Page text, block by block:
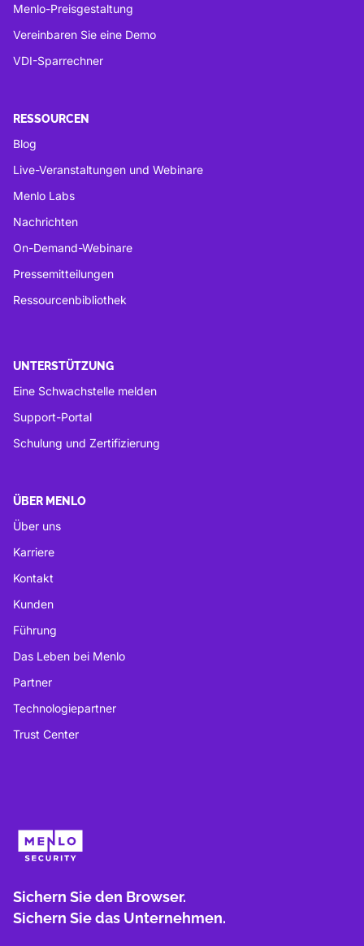
Menlo-Preisgestaltung
Vereinbaren Sie eine Demo
VDI-Sparrechner
RESSOURCEN
Blog
Live-Veranstaltungen und Webinare
Menlo Labs
Nachrichten
On-Demand-Webinare
Pressemitteilungen
Ressourcenbibliothek
UNTERSTÜTZUNG
Eine Schwachstelle melden
Support-Portal
Schulung und Zertifizierung
ÜBER MENLO
Über uns
Karriere
Kontakt
Kunden
Führung
Das Leben bei Menlo
Partner
Technologiepartner
Trust Center
Sichern Sie den Browser.
Sichern Sie das Unternehmen.